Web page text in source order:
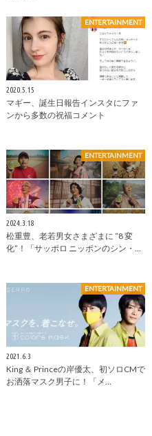
ENTERTAINMENT
2020.5.15
マギー、誕生日報告インスタにファ
ンから多数の祝福コメント
ENTERTAINMENT
2024.3.18
松重豊、老若男女さまざまに “8 変
化”！「サッポロ ニッポンのシン・…
ENTERTAINMENT
2021.6.3
King ＆ Princeの岸優太、初ソロCMで
お洒落マスク男子に！「メ…